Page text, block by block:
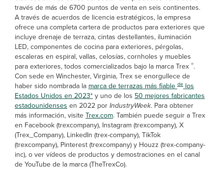
través de más de 6700 puntos de venta en seis continentes.
A través de acuerdos de licencia estratégicos, la empresa
ofrece una completa cartera de productos para exteriores que
incluye drenaje de terraza, cintas destellantes, iluminación
LED, componentes de cocina para exteriores, pérgolas,
escaleras en espiral, vallas, celosías, cornholes y muebles
para exteriores, todos comercializados bajo la marca Trex ®.
Con sede en Winchester, Virginia, Trex se enorgullece de
haber sido nombrada la marca de terrazas más fiable de los
Estados Unidos en 2023* y uno de los 50 mejores fabricantes
estadounidenses en 2022 porIndustryWeek. Para obtener
más información, visiteTrex.com. También puede seguir a Trex
en Facebook (trexcompany), Instagram (trexcompany), X
(Trex_Company), LinkedIn (trex-company), TikTok
(trexcompany), Pinterest (trexcompany) y Houzz (trex-company-
inc), o ver vídeos de productos y demostraciones en el canal
de YouTube de la marca (TheTrexCo).